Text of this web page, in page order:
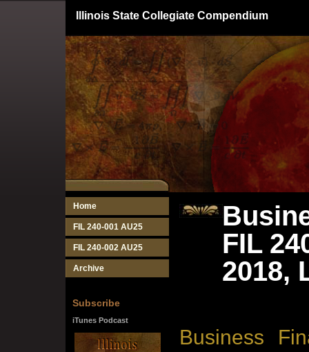
Illinois State Collegiate Compendium
Home
FIL 240-001 AU25
FIL 240-002 AU25
Archive
Subscribe
iTunes Podcast
FIL
2018,
Business